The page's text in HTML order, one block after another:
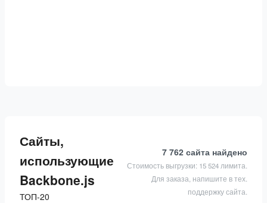
Сайты,
использующие
Backbone.js
ТОП-20
7 762 сайта найдено
Стоимость выгрузки: 15 524 лимита.
Для заказа, напишите в тех.
поддержку сайта.